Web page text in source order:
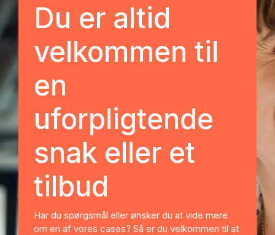
Du er altid
velkommen til
en
uforpligtende
snak eller et
tilbud
Har du spørgsmål eller ønsker du at vide mere
om en af vores cases? Så er du velkommen til at